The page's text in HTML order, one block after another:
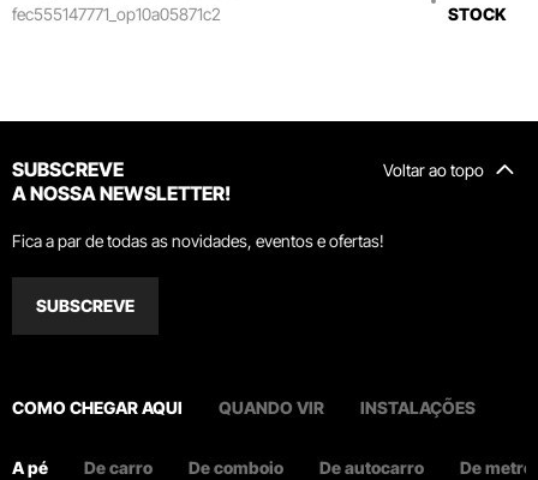
fec555147771_op10a05871c2
STOCK
Voltar ao topo
SUBSCREVE
A NOSSA NEWSLETTER!
Fica a par de todas as novidades, eventos e ofertas!
SUBSCREVE
COMO CHEGAR AQUI QUANDO VIR INSTALAÇÕES
A pé De carro De comboio De autocarro De metro